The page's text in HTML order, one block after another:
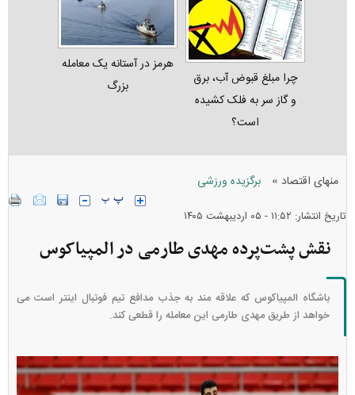
چرا مبلغ قبوض آب، برق
و گاز سر به فلک کشیده
است؟
هرمز در آستانه یک معامله
بزرگ
منهای اقتصاد » برگزیده ورزشی
تاریخ انتشار: ۱۱:۵۲ - ۰۵ ارديبهشت ۱۴۰۵
نقش پشت‌پرده مهدی طارمی در المپیاکوس
باشگاه المپیاکوس که علاقه مند به جذب مدافع تیم فوتبال اینتر است می
خواهد از طریق مهدی طارمی این معامله را قطعی کند.